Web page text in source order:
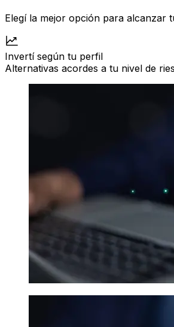
Elegí la mejor opción para alcanzar
Invertí según tu perfil
Alternativas acordes a tu nivel de